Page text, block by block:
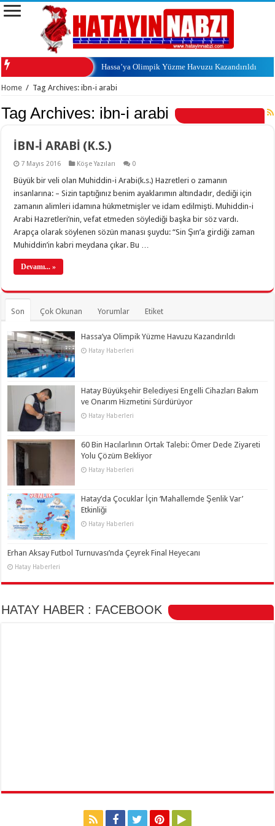
Hassa’ya Olimpik Yüzme Havuzu Kazandırıldı
Home / Tag Archives: ibn-i arabi
Tag Archives: ibn-i arabi
İBN-İ ARABİ (K.S.)
7 Mayıs 2016 Köşe Yazıları 0
Büyük bir veli olan Muhiddin-i Arabi(k.s.) Hazretleri o zamanın
insanlarına: – Sizin taptığınız benim ayaklarımın altındadır, dediği için
zamanın alimleri idamına hükmetmişler ve idam edilmişti. Muhiddin-i
Arabi Hazretleri’nin, vefat etmeden söylediği başka bir söz vardı.
Arapça olarak söylenen sözün manası şuydu: “Sin Şın’a girdiği zaman
Muhiddin’in kabri meydana çıkar. Bu …
Devamı... »
Son Çok Okunan Yorumlar Etiket
Hassa’ya Olimpik Yüzme Havuzu Kazandırıldı
Hatay Haberleri
Hatay Büyükşehir Belediyesi Engelli Cihazları Bakım
ve Onarım Hizmetini Sürdürüyor
Hatay Haberleri
60 Bin Hacılarlının Ortak Talebi: Ömer Dede Ziyareti
Yolu Çözüm Bekliyor
Hatay Haberleri
Hatay’da Çocuklar İçin ‘Mahallemde Şenlik Var’
Etkinliği
Hatay Haberleri
Erhan Aksay Futbol Turnuvası’nda Çeyrek Final Heyecanı
Hatay Haberleri
HATAY HABER : FACEBOOK